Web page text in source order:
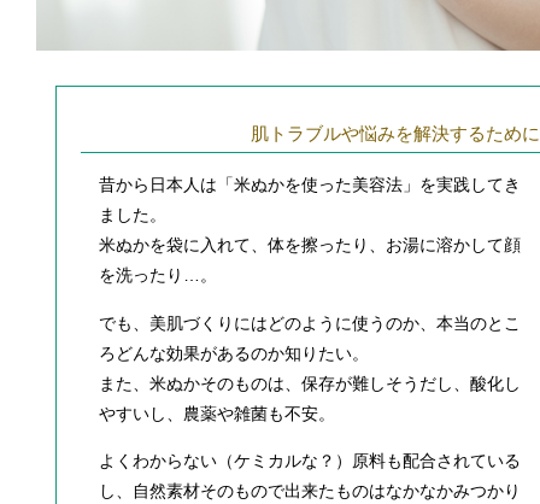
肌トラブルや悩みを解決するために
昔から日本人は「米ぬかを使った美容法」を実践してき
ました。
米ぬかを袋に入れて、体を擦ったり、お湯に溶かして顔
を洗ったり…。
でも、美肌づくりにはどのように使うのか、本当のとこ
ろどんな効果があるのか知りたい。
また、米ぬかそのものは、保存が難しそうだし、酸化し
やすいし、農薬や雑菌も不安。
よくわからない（ケミカルな？）原料も配合されている
し、自然素材そのもので出来たものはなかなかみつかり